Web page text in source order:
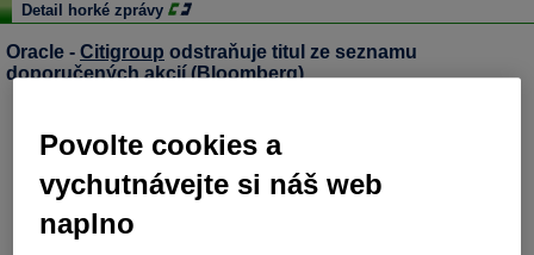
Detail horké zprávy
Oracle - Citigroup odstraňuje titul ze seznamu
doporučených akcií (Bloomberg)
Povolte cookies a
vychutnávejte si náš web
naplno